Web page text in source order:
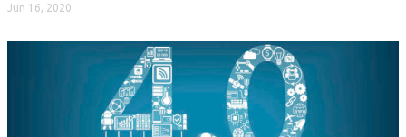
PUBBLICAZIONI
BOLLETTINO FINANZIAMENTI
Jun 16, 2020